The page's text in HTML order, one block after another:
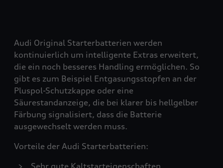
Audi Original Starterbatterien werden
kontinuierlich um intelligente Extras erweitert,
die ein noch besseres Handling ermöglichen. So
gibt es zum Beispiel Entgasungsstopfen an der
Pluspol-Schutzkappe oder eine
Säurestandanzeige, die bei klarer bis hellgelber
Färbung signalisiert, dass die Batterie
ausgewechselt werden muss.
Vorteile der Audi Starterbatterien:
Sehr gute Kaltstarteigenschaften